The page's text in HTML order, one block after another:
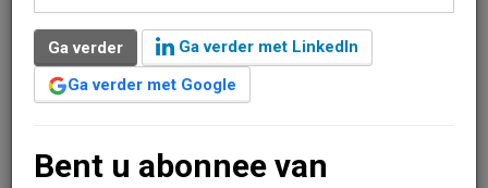
Sandra Lissenberg
22 mei 2019 om 09:40
7 jaar geleden aangepast
2 minuten leestijd
In Veldhoven is bij het nieuwbouwproject Zandven het
Ga verder
Ga verder met LinkedIn
Ga verder met Google
Bent u abonnee van